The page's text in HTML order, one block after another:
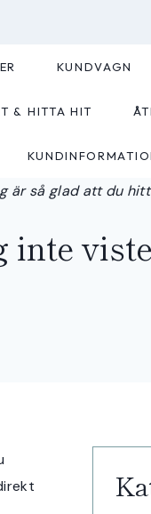
KUNDVAGN
& HITTA HIT
är så glad att du